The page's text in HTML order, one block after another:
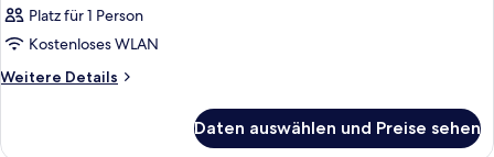
Platz für 1 Person
Kostenloses WLAN
Weitere Details
Weitere
Daten auswählen und Preise sehen